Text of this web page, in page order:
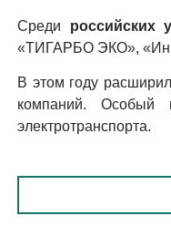
Среди российских
«ТИГАРБО ЭКО»,
В этом году
компаний. Особый
электротранспорта.